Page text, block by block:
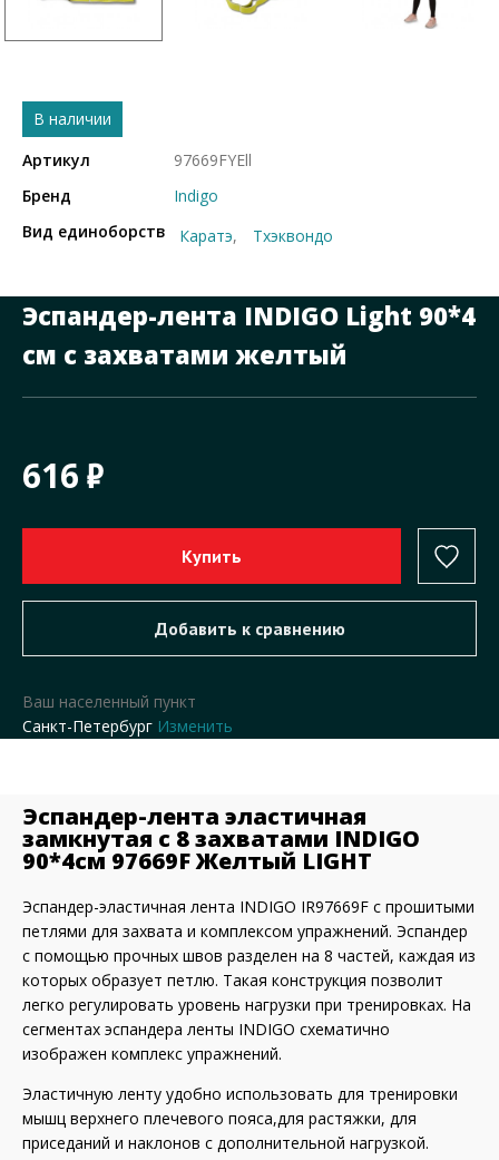
В наличии
Артикул
97669FYEll
Бренд
Indigo
Вид единоборств
Каратэ Тхэквондо
Эспандер-лента INDIGO Light 90*4
cм с захватами желтый
616
Ваш населенный пункт
Санкт-Петербург Изменить
Эспандер-лента эластичная
замкнутая с 8 захватами INDIGO
90*4cм 97669F Желтый LIGHT
Эспандер-эластичная лента INDIGO IR97669F c прошитыми
петлями для захвата и комплексом упражнений. Эспандер
с помощью прочных швов разделен на 8 частей, каждая из
которых образует петлю. Такая конструкция позволит
легко регулировать уровень нагрузки при тренировках. На
сегментах эспандера ленты INDIGO схематично
изображен комплекс упражнений.
Эластичную ленту удобно использовать для тренировки
мышц верхнего плечевого пояса,для растяжки, для
приседаний и наклонов с дополнительной нагрузкой.